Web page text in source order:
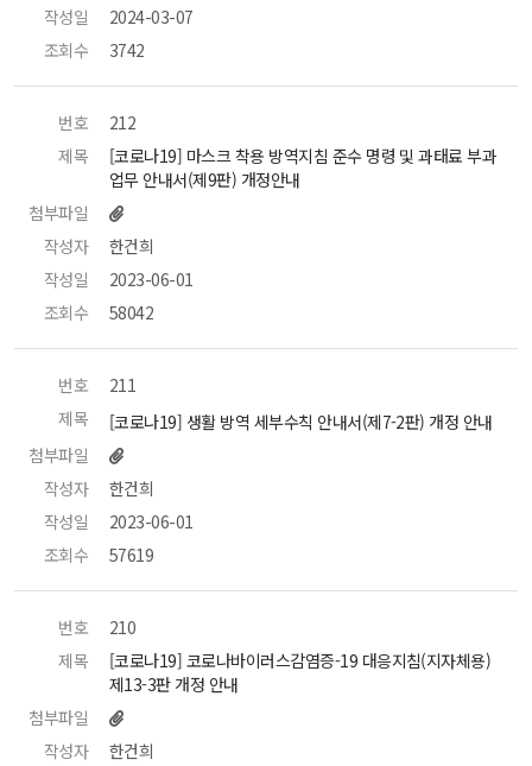
작성일
2024-03-07
조회수
3742
번호
212
제목
[코로나19] 마스크 착용 방역지침 준수 명령 및 과태료 부과
업무 안내서(제9판) 개정안내
첨부파일
작성자
한건희
작성일
2023-06-01
조회수
58042
번호
211
제목
[코로나19] 생활 방역 세부수칙 안내서(제7-2판) 개정 안내
첨부파일
작성자
한건희
작성일
2023-06-01
조회수
57619
번호
210
제목
[코로나19] 코로나바이러스감염증-19 대응지침(지자체용)
제13-3판 개정 안내
첨부파일
작성자
한건희